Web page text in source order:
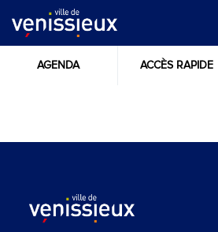
Content
AGENDA ACCÈS RAPIDE